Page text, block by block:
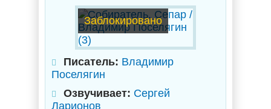
Заблокировано
Писатель: Владимир
Поселягин
Озвучивает: Сергей
Ларионов